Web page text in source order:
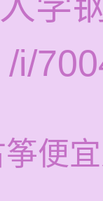
/i/
便